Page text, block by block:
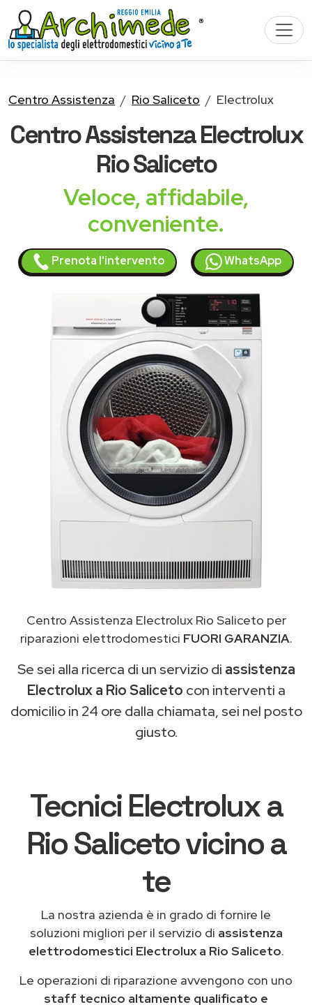
Centro Assistenza Rio Saliceto Electrolux
Centro AssistenzaElectrolux
Rio Saliceto
Veloce, affidabile,
conveniente.
Prenota l'intervento WhatsApp
Centro Assistenza Electrolux Rio Saliceto per
riparazioni elettrodomestici FUORI GARANZIA.
Se sei alla ricerca di un servizio di assistenza
Electrolux a Rio Saliceto con interventi a
domicilio in 24 ore dalla chiamata, sei nel posto
giusto.
Tecnici Electrolux a
Rio Saliceto vicino a
te
La nostra azienda è in grado di fornire le
soluzioni migliori per il servizio di assistenza
elettrodomestici Electrolux a Rio Saliceto.
Le operazioni di riparazione avvengono con uno
staff tecnico altamente qualificato e